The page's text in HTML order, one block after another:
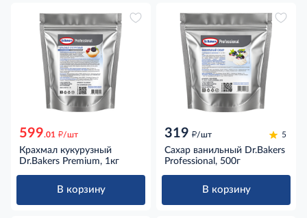
599.01 д/шт
Крахмал кукурузный
Dr.Bakers Premium, 1кг
В корзину
319 д/шт 5
Сахар ванильный Dr.Bakers
Professional, 500г
В корзину